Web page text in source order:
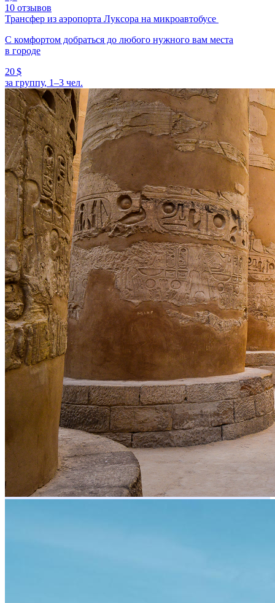
10 отзывов
Трансфер из аэропорта Луксора на микроавтобусе
С комфортом добраться до любого нужного вам места
в городе
20 $
за группу, 1–3 чел.